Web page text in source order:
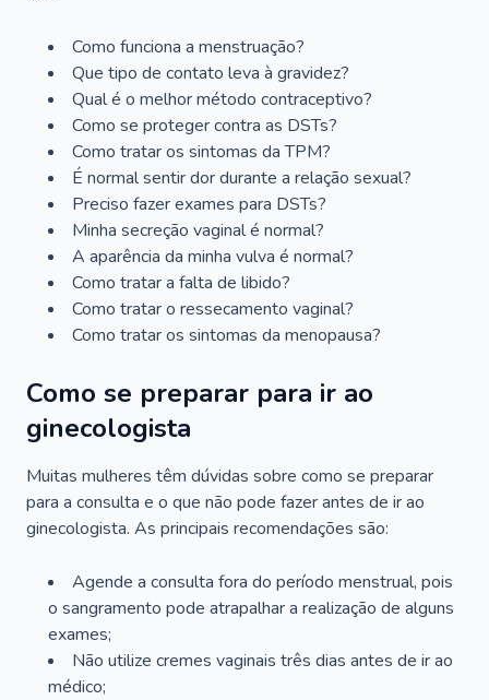
Como funciona a menstruação?
Que tipo de contato leva à gravidez?
Qual é o melhor método contraceptivo?
Como se proteger contra as DSTs?
Como tratar os sintomas da TPM?
É normal sentir dor durante a relação sexual?
Preciso fazer exames para DSTs?
Minha secreção vaginal é normal?
A aparência da minha vulva é normal?
Como tratar a falta de libido?
Como tratar o ressecamento vaginal?
Como tratar os sintomas da menopausa?
Como se preparar para ir ao
ginecologista
Muitas mulheres têm dúvidas sobre como se preparar
para a consulta e o que não pode fazer antes de ir ao
ginecologista. As principais recomendações são:
Agende a consulta fora do período menstrual, pois
o sangramento pode atrapalhar a realização de alguns
exames;
Não utilize cremes vaginais três dias antes de ir ao
médico;